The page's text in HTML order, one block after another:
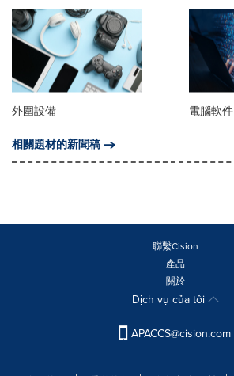
外圍設備
電腦軟件
相關題材的新聞稿
聯繫Cision
產品
關於
Dịch vụ của tôi
APACCS@cision.com